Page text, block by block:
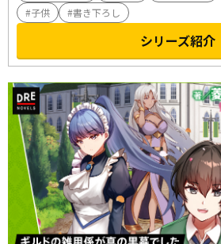
子供
書き下ろし
シリーズ紹介